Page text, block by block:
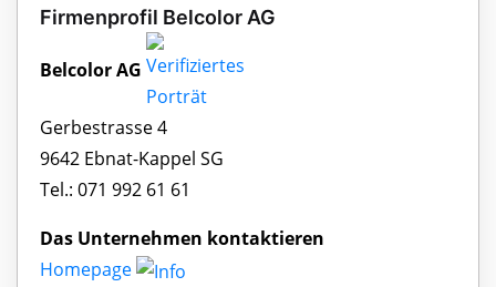
Firmenprofil Belcolor AG
Belcolor AG
Gerbestrasse 4
9642 Ebnat-Kappel SG
Tel.: 071 992 61 61
Das Unternehmen kontaktieren
Homepage